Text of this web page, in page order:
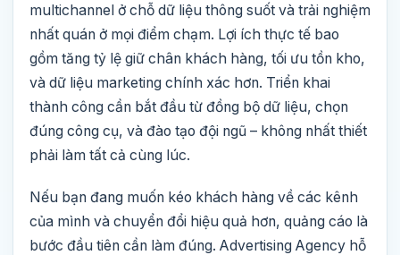
multichannel ở chỗ dữ liệu thông suốt và trải nghiệm
nhất quán ở mọi điểm chạm. Lợi ích thực tế bao
gồm tăng tỷ lệ giữ chân khách hàng, tối ưu tồn kho,
và dữ liệu marketing chính xác hơn. Triển khai
thành công cần bắt đầu từ đồng bộ dữ liệu, chọn
đúng công cụ, và đào tạo đội ngũ – không nhất thiết
phải làm tất cả cùng lúc.
Nếu bạn đang muốn kéo khách hàng về các kênh
của mình và chuyển đổi hiệu quả hơn, quảng cáo là
bước đầu tiên cần làm đúng. Advertising Agency hỗ